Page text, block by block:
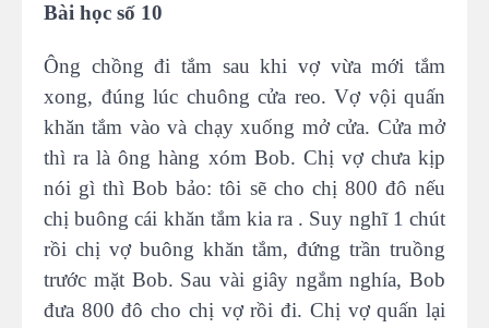
Bài học số 10
Ông chồng đi tắm sau khi vợ vừa mới tắm
xong, đúng lúc chuông cửa reo. Vợ vội quấn
khăn tắm vào và chạy xuống mở cửa. Cửa mở
thì ra là ông hàng xóm Bob. Chị vợ chưa kịp
nói gì thì Bob bảo: tôi sẽ cho chị 800 đô nếu
chị buông cái khăn tắm kia ra . Suy nghĩ 1 chút
rồi chị vợ buông khăn tắm, đứng trần truồng
trước mặt Bob. Sau vài giây ngắm nghía, Bob
đưa 800 đô cho chị vợ rồi đi. Chị vợ quấn lại